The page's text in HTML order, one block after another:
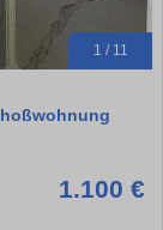
1 / 11
1.100 €